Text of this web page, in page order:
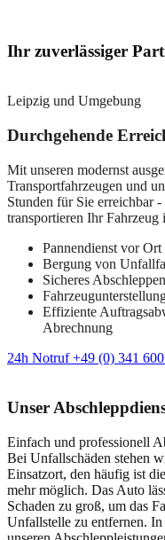
Ihr zuverlässiger
Leipzig und Umgebung
Durchgehende
Mit unseren modernst
Transportfahrzeugen und
Stunden für Sie erreichbar
transportieren Ihr
Pannendienst vor
Bergung von
Sicheres
Effiziente
Abrechnung
24h Notruf +49 (0) 341
Unser
Einfach und professionell
Bei Unfallschäden stehen
Einsatzort, den häufig ist
mehr möglich. Das Auto
Schaden zu groß, um das
Unfallstelle zu entfernen.